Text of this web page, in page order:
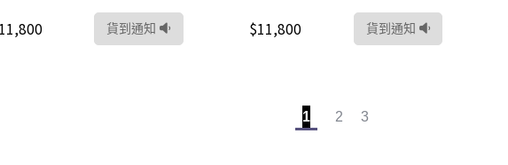
貨到通知 $11,800 貨到通知
1 2 3